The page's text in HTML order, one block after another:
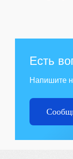
Есть
Напишите